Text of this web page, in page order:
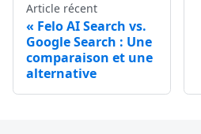
Article récent
Felo AI Search vs.
Google Search : Une
comparaison et une
alternative